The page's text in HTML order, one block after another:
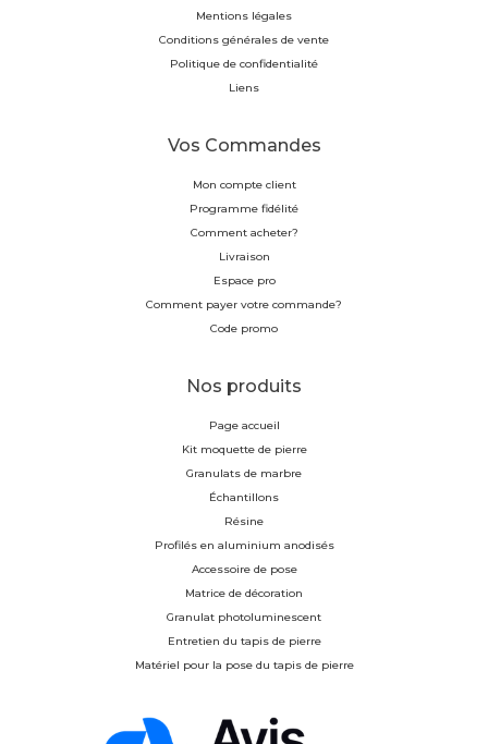
Mentions légales
Conditions générales de vente
Politique de confidentialité
Liens
Vos Commandes
Mon compte client
Programme fidélité
Comment acheter?
Livraison
Espace pro
Comment payer votre commande?
Code promo
Nos produits
Page accueil
Kit moquette de pierre
Granulats de marbre
Échantillons
Résine
Profilés en aluminium anodisés
Accessoire de pose
Matrice de décoration
Granulat photoluminescent
Entretien du tapis de pierre
Matériel pour la pose du tapis de pierre